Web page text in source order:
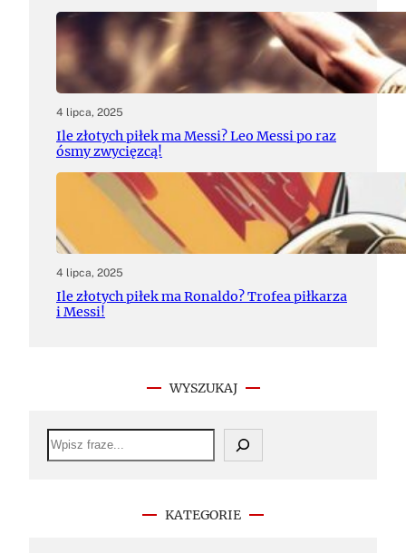
4 lipca, 2025
Ile złotych piłek ma Messi? Leo Messi po raz
ósmy zwycięzcą!
4 lipca, 2025
Ile złotych piłek ma Ronaldo? Trofea piłkarza
i Messi!
WYSZUKAJ
S
e
a
KATEGORIE